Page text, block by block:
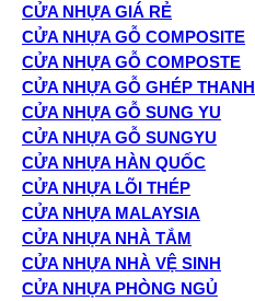
CỬA NHỰA GIÁ RẺ
CỬA NHỰA GỖ COMPOSITE
CỬA NHỰA GỖ COMPOSTE
CỬA NHỰA GỖ GHÉP THANH
CỬA NHỰA GỖ SUNG YU
CỬA NHỰA GỖ SUNGYU
CỬA NHỰA HÀN QUỐC
CỬA NHỰA LÕI THÉP
CỬA NHỰA MALAYSIA
CỬA NHỰA NHÀ TẮM
CỬA NHỰA NHÀ VỆ SINH
CỬA NHỰA PHÒNG NGỦ